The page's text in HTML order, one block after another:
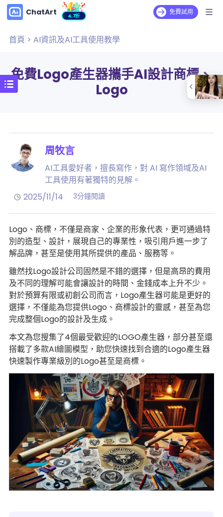
ChatArt 4.7折 免費試用
首頁 > AI資訊及AI工具使用教學
免費Logo產生器攜手AI設計商標、
Logo
周牧言
AI工具愛好者，擅長寫作，對 AI 寫作領域及AI
工具使用有著獨特的見解。
2025/11/14
3分鐘閱讀
Logo、商標，不僅是商家、企業的形象代表，更可通過特
別的造型、設計，展現自己的專業性，吸引用戶進一步了
解品牌，甚至是使用其所提供的產品、服務等。
雖然找Logo設計公司固然是不錯的選擇，但是高昂的費用
及不同的理解可能會讓設計的時間、金錢成本上升不少。
對於預算有限或初創公司而言，Logo產生器可能是更好的
選擇，不僅能為您提供Logo、商標設計的靈感，甚至為您
完成整個Logo的設計及生成。
本文為您搜集了4個最受歡迎的LOGO產生器，部分甚至還
搭載了多款AI繪圖模型，助您快速找到合適的Logo產生器
快速製作專業級別的Logo甚至是商標。